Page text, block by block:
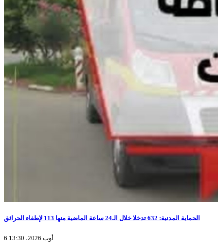
الحماية المدنية: 632 تدخلا خلال الـ24 ساعة الماضية منها 113 لإطفاء الحرائق
6 أوت 2026، 13:30